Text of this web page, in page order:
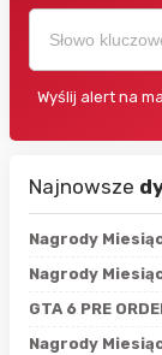
Wyślij alert na
Najnowsze
Nagrody
Nagrody
GTA 6 PRE
Nagrody